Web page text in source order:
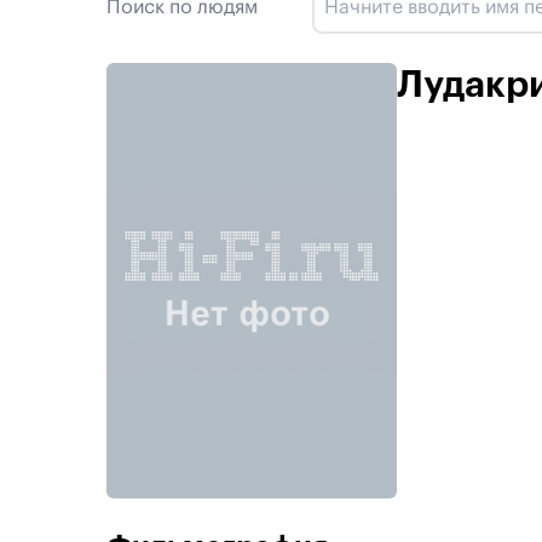
Поиск по людям